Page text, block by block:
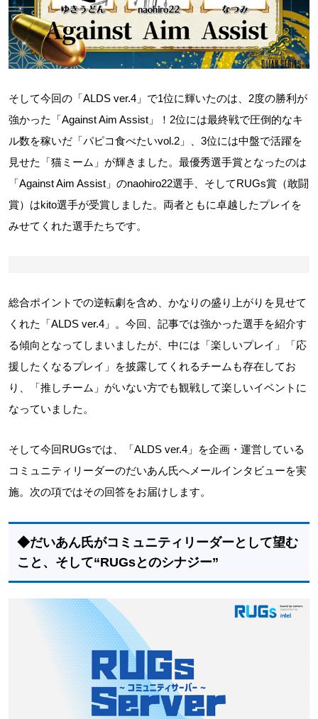
そして今回の「ALDS ver.4」で1位に輝いたのは、2度の勝利が
強かった「Against Aim Assist」！2位には最終戦で圧倒的なキ
ル数を稼いだ「パピコ食べたいvol.2」、3位には中盤で活躍を
見せた「猫ミーム」が輝きました。最優秀選手賞となったのは
「Against Aim Assist」のnaohiro22選手、そしてRUGs賞（敢闘
賞）はkito選手が受賞しました。両者ともに卓越したプレイを
みせてくれた選手たちです。
総合ポイントでの逆転劇を含め、かなりの盛り上がりを見せて
くれた「ALDS ver.4」。今回、記事では強かった選手を紹介す
る傾向となってしまいましたが、中には「楽しいプレイ」「応
援したくなるプレイ」を披露してくれるチームも存在してお
り、「推しチーム」がいない方でも観戦して楽しいイベントに
なっていました。
そして今回RUGsでは、「ALDS ver.4」を企画・運営している
コミュニティリーダーのだいあん氏へメールインタビューを実
施。次の項ではその回答をお届けします。
◆だいあん氏がコミュニティリーダーとして望む
こと、そして“RUGsとのシナジー”